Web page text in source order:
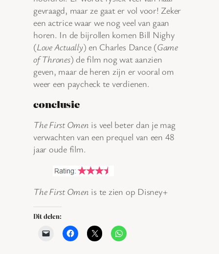
gevraagd, maar ze gaat er vol voor! Zeker
een actrice waar we nog veel van gaan
horen. In de bijrollen komen Bill Nighy
(Love Actually) en Charles Dance (Game
of Thrones) de film nog wat aanzien
geven, maar de heren zijn er vooral om
weer een paycheck te verdienen.
conclusie
The First Omen is veel beter dan je mag
verwachten van een prequel van een 48
jaar oude film.
The First Omen is te zien op Disney+
Dit delen: